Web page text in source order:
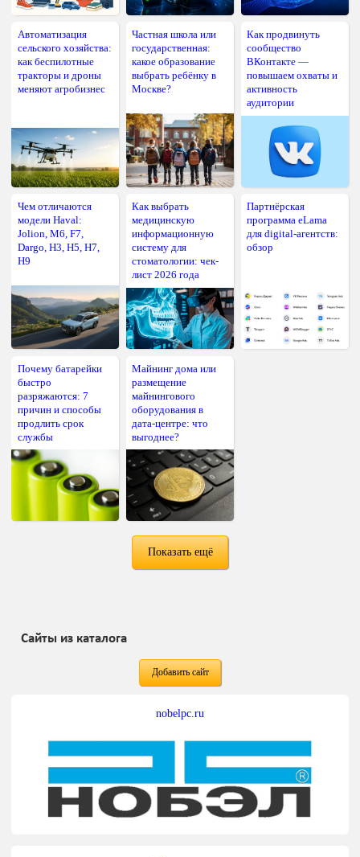
Автоматизация
сельского хозяйства:
как беспилотные
тракторы и дроны
меняют агробизнес
Частная школа или
государственная:
какое образование
выбрать ребёнку в
Москве?
Как продвинуть
сообщество
ВКонтакте —
повышаем охваты и
активность
аудитории
Чем отличаются
модели Haval:
Jolion, M6, F7,
Dargo, H3, H5, H7,
H9
Как выбрать
медицинскую
информационную
систему для
стоматологии: чек-
лист 2026 года
Партнёрская
программа eLama
для digital-агентств:
обзор
Почему батарейки
быстро
разряжаются: 7
причин и способы
продлить срок
службы
Майнинг дома или
размещение
майнингового
оборудования в
дата-центре: что
выгоднее?
Показать ещё
Сайты из каталога
Добавить сайт
nobelpc.ru